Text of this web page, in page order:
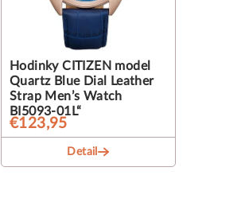
Hodinky CITIZEN model
Quartz Blue Dial Leather
Strap Men’s Watch
BI5093-01L“
€123,95
Detail